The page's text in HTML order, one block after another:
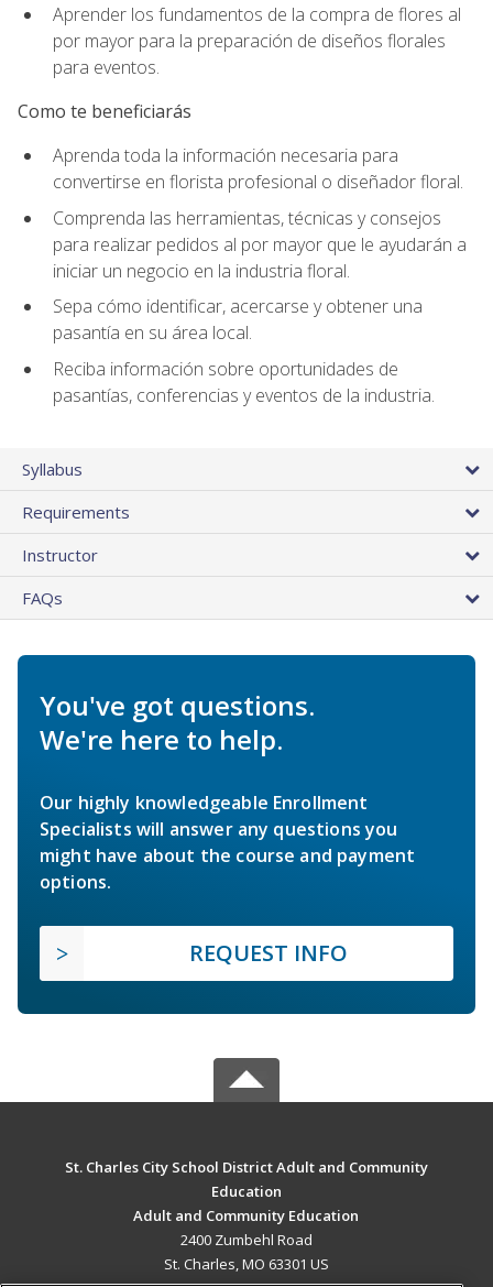
Aprender los fundamentos de la compra de flores al
por mayor para la preparación de diseños florales
para eventos.
Como te beneficiarás
Aprenda toda la información necesaria para
convertirse en florista profesional o diseñador floral.
Comprenda las herramientas, técnicas y consejos
para realizar pedidos al por mayor que le ayudarán a
iniciar un negocio en la industria floral.
Sepa cómo identificar, acercarse y obtener una
pasantía en su área local.
Reciba información sobre oportunidades de
pasantías, conferencias y eventos de la industria.
Syllabus
Requirements
Instructor
FAQs
You've got questions.
We're here to help.
Our highly knowledgeable Enrollment
Specialists will answer any questions you
might have about the course and payment
options.
REQUEST INFO
St. Charles City School District Adult and Community
Education
Adult and Community Education
2400 Zumbehl Road
St. Charles, MO 63301 US